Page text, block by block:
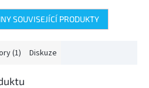
SOUVISEJÍCÍ PRODUKTY
(1) Diskuze